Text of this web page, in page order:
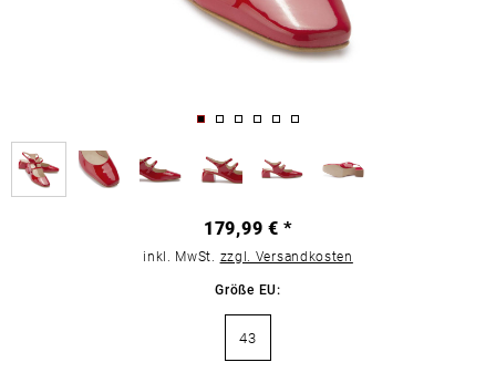
179,99 € *
inkl. MwSt. zzgl. Versandkosten
Größe EU:
43